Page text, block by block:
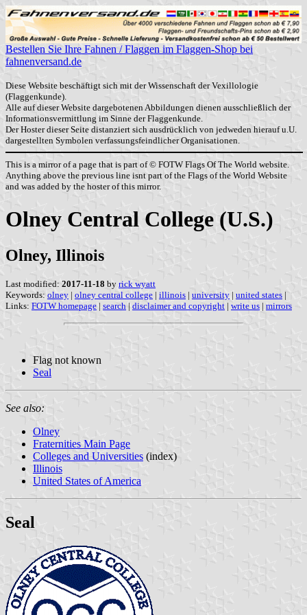
Bestellen Sie Ihre Fahnen / Flaggen im Flaggen-Shop bei
fahnenversand.de
Diese Website beschäftigt sich mit der Wissenschaft der Vexillologie
(Flaggenkunde).
Alle auf dieser Website dargebotenen Abbildungen dienen ausschließlich der
Informationsvermittlung im Sinne der Flaggenkunde.
Der Hoster dieser Seite distanziert sich ausdrücklich von jedweden hierauf u.U.
dargestellten Symbolen verfassungsfeindlicher Organisationen.
This is a mirror of a page that is part of © FOTW Flags Of The World website.
Anything above the previous line isnt part of the Flags of the World Website
and was added by the hoster of this mirror.
Olney Central College (U.S.)
Olney, Illinois
Last modified: 2017-11-18 by rick wyatt
Keywords: olney | olney central college | illinois | university | united states |
Links: FOTW homepage | search | disclaimer and copyright | write us | mirrors
Flag not known
Seal
See also:
Olney
Fraternities Main Page
Colleges and Universities (index)
Illinois
United States of America
Seal